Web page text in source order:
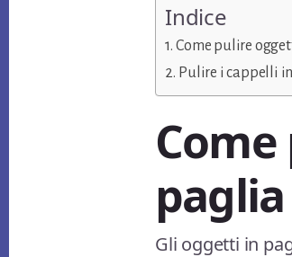
Indice
Come pulire
Pulire i cappelli
paglia
Gli oggetti in